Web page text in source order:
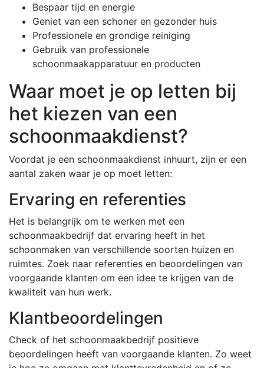
Bespaar tijd en energie
Geniet van een schoner en gezonder huis
Professionele en grondige reiniging
Gebruik van professionele
schoonmaakapparatuur en producten
Waar moet je op letten bij
het kiezen van een
schoonmaakdienst?
Voordat je een schoonmaakdienst inhuurt, zijn er een
aantal zaken waar je op moet letten:
Ervaring en referenties
Het is belangrijk om te werken met een
schoonmaakbedrijf dat ervaring heeft in het
schoonmaken van verschillende soorten huizen en
ruimtes. Zoek naar referenties en beoordelingen van
voorgaande klanten om een idee te krijgen van de
kwaliteit van hun werk.
Klantbeoordelingen
Check of het schoonmaakbedrijf positieve
beoordelingen heeft van voorgaande klanten. Zo weet